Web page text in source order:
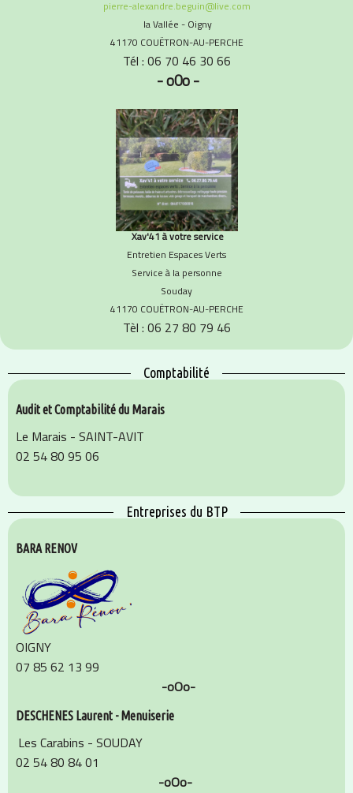
pierre-alexandre.beguin@live.com
la Vallée - Oigny
41170 COUËTRON-AU-PERCHE
Tél : 06 70 46 30 66
- o0o -
Xav'41 à votre service
Entretien Espaces Verts
Service à la personne
Souday
41170 COUËTRON-AU-PERCHE
Tèl : 06 27 80 79 46
Comptabilité
Audit et Comptabilité du Marais
Le Marais - SAINT-AVIT
02 54 80 95 06
Entreprises du BTP
BARA RENOV
OIGNY
07 85 62 13 99
-oOo-
DESCHENES Laurent - Menuiserie
Les Carabins - SOUDAY
02 54 80 84 01
-oOo-